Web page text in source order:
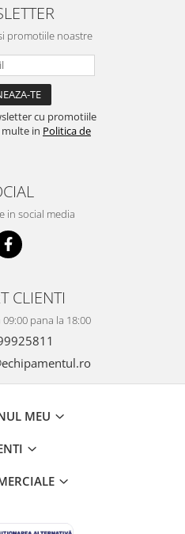
promotiile noastre
cu promotiile
in Politica de
in social media
CLIENTI
pana la 18:00
MEU